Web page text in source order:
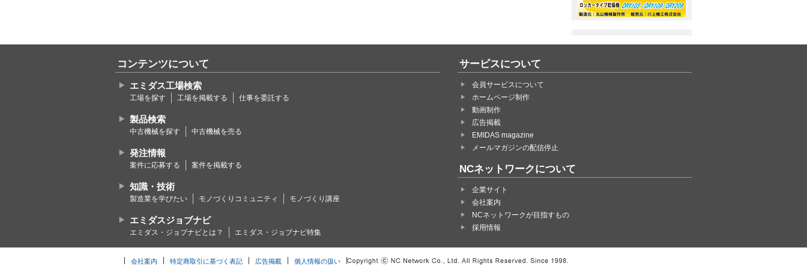
コンテンツについて
エミダス工場検索
工場を探す 工場を掲載する 仕事を委託する
製品検索
中古機械を探す 中古機械を売る
発注情報
案件に応募する 案件を掲載する
知識・技術
製造業を学びたい モノづくりコミュニティ モノづくり講座
エミダスジョブナビ
エミダス・ジョブナビとは？ エミダス・ジョブナビ特集
サービスについて
会員サービスについて
ホームページ制作
動画制作
広告掲載
EMIDAS magazine
メールマガジンの配信停止
NCネットワークについて
企業サイト
会社案内
NCネットワークが目指すもの
採用情報
会社案内 特定商取引に基づく表記 広告掲載 個人情報の扱い